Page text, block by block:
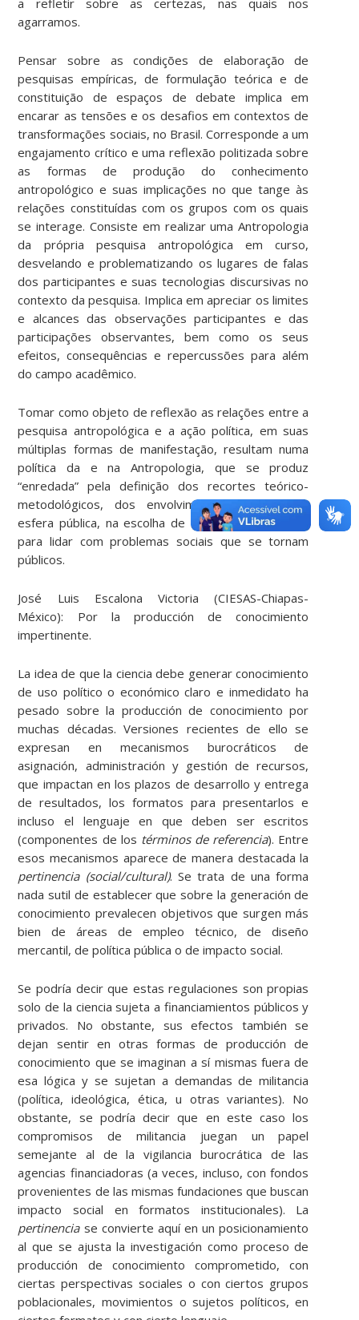
a refletir sobre as certezas, nas quais nos
agarramos.
Pensar sobre as condições de elaboração de
pesquisas empíricas, de formulação teórica e de
constituição de espaços de debate implica em
encarar as tensões e os desafios em contextos de
transformações sociais, no Brasil. Corresponde a um
engajamento crítico e uma reflexão politizada sobre
as formas de produção do conhecimento
antropológico e suas implicações no que tange às
relações constituídas com os grupos com os quais
se interage. Consiste em realizar uma Antropologia
da própria pesquisa antropológica em curso,
desvelando e problematizando os lugares de falas
dos participantes e suas tecnologias discursivas no
contexto da pesquisa. Implica em apreciar os limites
e alcances das observações participantes e das
participações observantes, bem como os seus
efeitos, consequências e repercussões para além
do campo acadêmico.
Tomar como objeto de reflexão as relações entre a
pesquisa antropológica e a ação política, em suas
múltiplas formas de manifestação, resultam numa
política da e na Antropologia, que se produz
“enredada” pela definição dos recortes teórico-
metodológicos, dos envolvimentos políticos na
esfera pública, na escolha de modos controversos
para lidar com problemas sociais que se tornam
públicos.
José Luis Escalona Victoria (CIESAS-Chiapas-
México): Por la producción de conocimiento
impertinente.
La idea de que la ciencia debe generar conocimiento
de uso político o económico claro e inmedidato ha
pesado sobre la producción de conocimiento por
muchas décadas. Versiones recientes de ello se
expresan en mecanismos burocráticos de
asignación, administración y gestión de recursos,
que impactan en los plazos de desarrollo y entrega
de resultados, los formatos para presentarlos e
incluso el lenguaje en que deben ser escritos
(componentes de los términos de referencia). Entre
esos mecanismos aparece de manera destacada la
pertinencia (social/cultural). Se trata de una forma
nada sutil de establecer que sobre la generación de
conocimiento prevalecen objetivos que surgen más
bien de áreas de empleo técnico, de diseño
mercantil, de política pública o de impacto social.
Se podría decir que estas regulaciones son propias
solo de la ciencia sujeta a financiamientos públicos y
privados. No obstante, sus efectos también se
dejan sentir en otras formas de producción de
conocimiento que se imaginan a sí mismas fuera de
esa lógica y se sujetan a demandas de militancia
(política, ideológica, ética, u otras variantes). No
obstante, se podría decir que en este caso los
compromisos de militancia juegan un papel
semejante al de la vigilancia burocrática de las
agencias financiadoras (a veces, incluso, con fondos
provenientes de las mismas fundaciones que buscan
impacto social en formatos institucionales). La
pertinenciase convierte aquí en un posicionamiento
al que se ajusta la investigación como proceso de
producción de conocimiento comprometido, con
ciertas perspectivas sociales o con ciertos grupos
poblacionales, movimientos o sujetos políticos, en